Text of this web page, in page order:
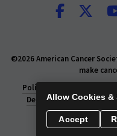
©2026 American Cancer
make
Política de privacidad
Derechos de privacidad
Allow Cookies &
Accept